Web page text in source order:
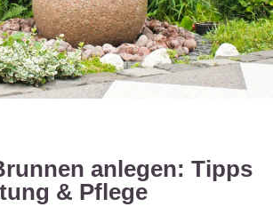
anlegen: Tipps
& Pflege